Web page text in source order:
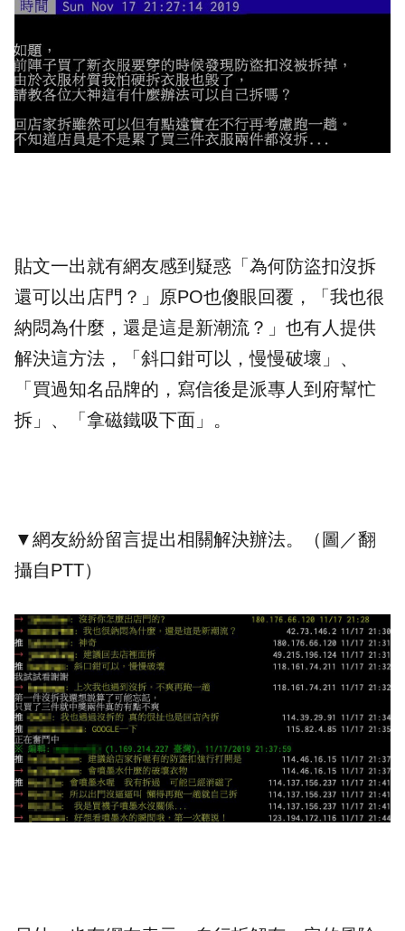
貼文一出就有網友感到疑惑「為何防盜扣沒拆
還可以出店門？」原PO也傻眼回覆，「我也很
納悶為什麼，還是這是新潮流？」也有人提供
解決這方法，「斜口鉗可以，慢慢破壞」、
「買過知名品牌的，寫信後是派專人到府幫忙
拆」、「拿磁鐵吸下面」。
▼網友紛紛留言提出相關解決辦法。（圖／翻
攝自PTT）